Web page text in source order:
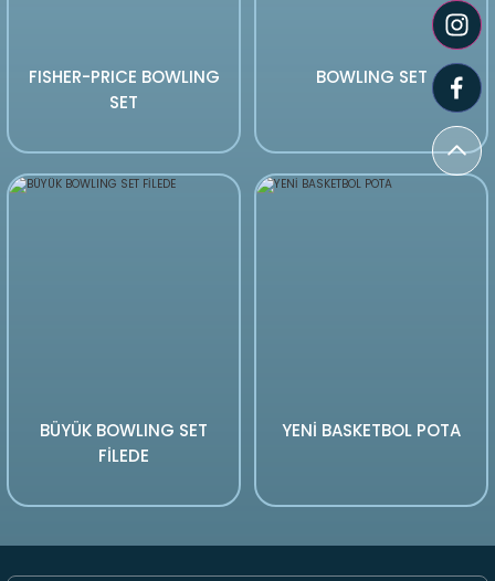
FISHER-PRICE BOWLING
SET
BOWLING SET
BÜYÜK BOWLING SET
FİLEDE
YENİ BASKETBOL POTA